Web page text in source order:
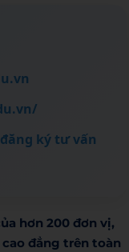
đăng ký tư vấn
hơn 200 đơn vị,
đẳng trên toàn